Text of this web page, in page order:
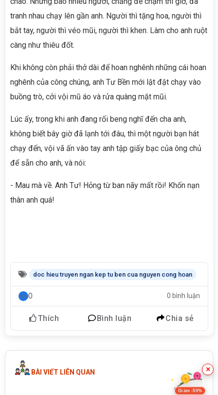
tranh nhau chạy lên gần anh. Người thì tặng hoa, người thì
bắt tay, người thì véo mũi, người thì khen. Làm cho anh ruột
càng như thiêu đốt.
Khi không còn phải thở dài để hoan nghênh những cái hoan
nghênh của công chúng, anh Tư Bền mới lật đật chạy vào
buồng trò, cởi vội mũ áo và rửa quàng mặt mũi.
Lúc ấy, trong khi anh đang rối beng nghĩ đến cha anh,
không biết bây giờ đã lạnh tới đâu, thì một người bạn hát
chạy đến, vội vã ấn vào tay anh tập giấy bạc của ông chủ
để sẵn cho anh, và nói:
- Mau mà về. Anh Tư! Hỏng từ ban nãy mất rồi! Khốn nạn
thân anh quá!
doc hieu truyen ngan kep tu ben cua nguyen cong hoan
0 0 bình luận
Thích Bình luận Chia sẻ
BÀI VIẾT LIÊN QUAN ×
Giảm -50%